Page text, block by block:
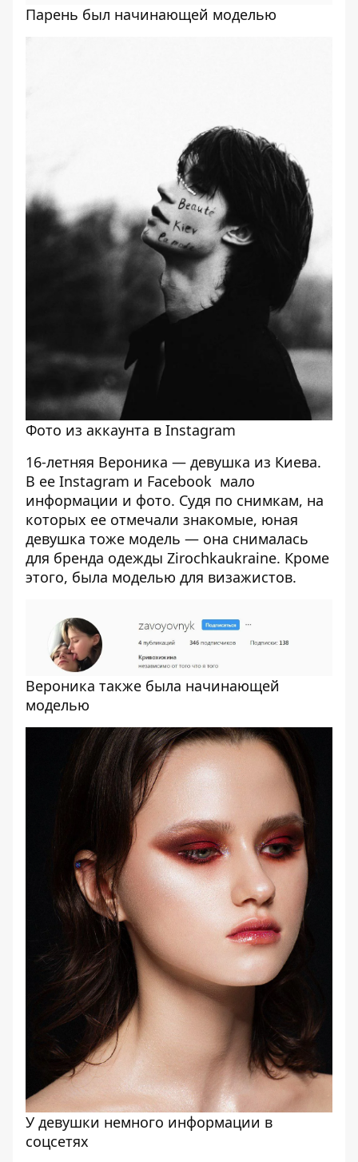
Парень был начинающей моделью
Фото из аккаунта в Instagram
16-летняя Вероника — девушка из Киева.
В ее Instagram и Facebook мало
информации и фото. Судя по снимкам, на
которых ее отмечали знакомые, юная
девушка тоже модель — она снималась
для бренда одежды Zirochkaukraine. Кроме
этого, была моделью для визажистов.
Вероника также была начинающей
моделью
У девушки немного информации в
соцсетях